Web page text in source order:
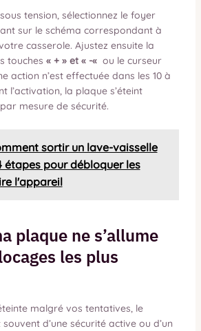
tension, sélectionnez le foyer
sur le schéma correspondant à
casserole. Ajustez ensuite la
touches « + » et « -« ou le curseur
action n’est effectuée dans les 10 à
l’activation, la plaque s’éteint
mesure de sécurité.
sortir un lave-vaisselle
étapes pour débloquer les
l'appareil
plaque ne s’allume
les plus
malgré vos tentatives, le
d’une sécurité active ou d’un